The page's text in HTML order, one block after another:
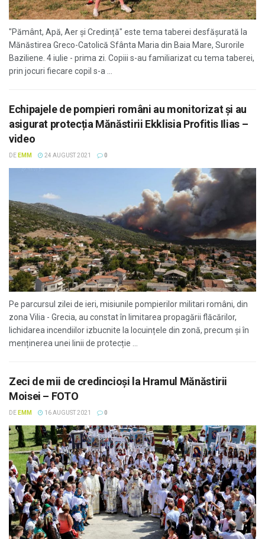
"Pământ, Apă, Aer și Credință" este tema taberei desfăşurată la
Mănăstirea Greco-Catolică Sfânta Maria din Baia Mare, Surorile
Baziliene. 4 iulie - prima zi. Copiii s-au familiarizat cu tema taberei,
prin jocuri fiecare copil s-a ...
Echipajele de pompieri români au monitorizat și au
asigurat protecția Mănăstirii Ekklisia Profitis Ilias –
video
DE EMM 24 AUGUST 2021 0
Pe parcursul zilei de ieri, misiunile pompierilor militari români, din
zona Vilia - Grecia, au constat în limitarea propagării flăcărilor,
lichidarea incendiilor izbucnite la locuințele din zonă, precum și în
menținerea unei linii de protecție ...
Zeci de mii de credincioși la Hramul Mănăstirii
Moisei – FOTO
DE EMM 16 AUGUST 2021 0